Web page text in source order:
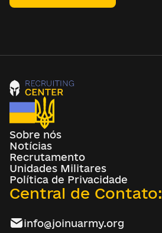
Sobre nós
Notícias
Recrutamento
Unidades Militares
Política de Privacidade
Central de Contato:
info@joinuarmy.org